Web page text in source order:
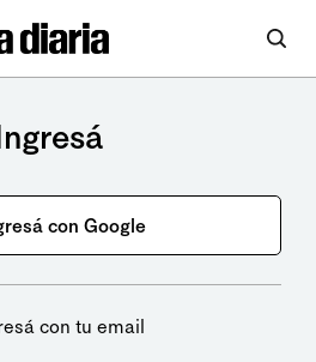
con Google
con tu email